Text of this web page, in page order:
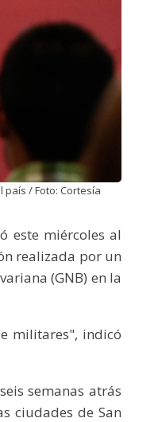
/ Foto: Cortesía
este miércoles al
realizada por un
(GNB) en la
militares", indicó
semanas atrás
ciudades de San